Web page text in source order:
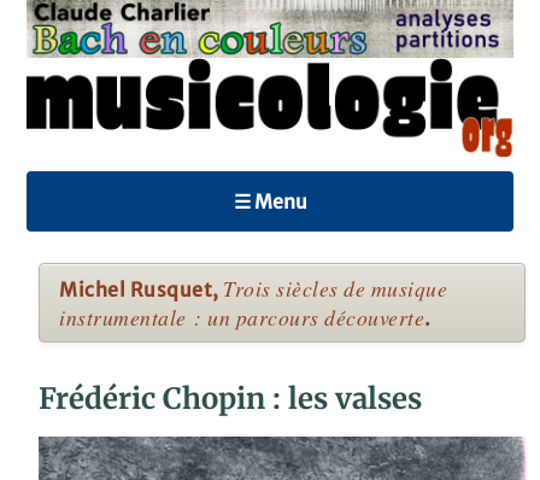
☰ Menu
Michel Rusquet, Trois siècles de musique
instrumentale : un parcours découverte.
Frédéric Chopin : les valses